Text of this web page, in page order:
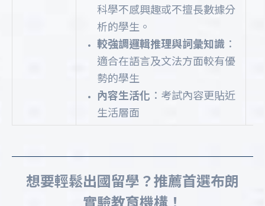
科學不感興趣或不擅長數據分
析的學生。
較強調邏輯推理與詞彙知識 ：
適合在語言及文法方面較有優
勢的學生
內容生活化 ：考試內容更貼近
生活層面
想要輕鬆出國留學？推薦首選布朗